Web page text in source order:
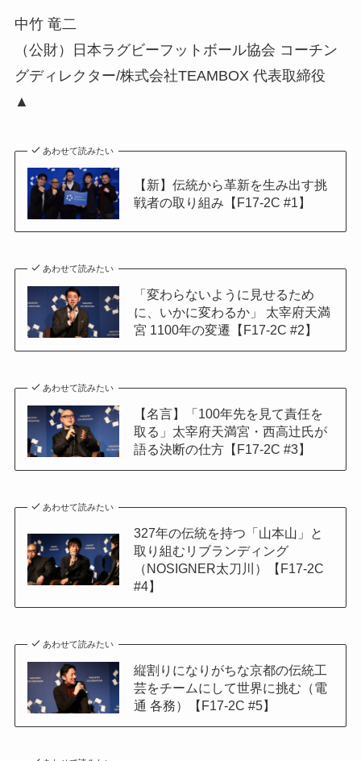
中竹 竜二
（公財）日本ラグビーフットボール協会 コーチン
グディレクター/株式会社TEAMBOX 代表取締役
▲
あわせて読みたい
【新】伝統から革新を生み出す挑
戦者の取り組み【F17-2C #1】
あわせて読みたい
「変わらないように見せるため
に、いかに変わるか」 太宰府天満
宮 1100年の変遷【F17-2C #2】
あわせて読みたい
【名言】「100年先を見て責任を
取る」太宰府天満宮・西高辻氏が
語る決断の仕方【F17-2C #3】
あわせて読みたい
327年の伝統を持つ「山本山」と
取り組むリブランディング
（NOSIGNER太刀川）【F17-2C
#4】
あわせて読みたい
縦割りになりがちな京都の伝統工
芸をチームにして世界に挑む（電
通 各務）【F17-2C #5】